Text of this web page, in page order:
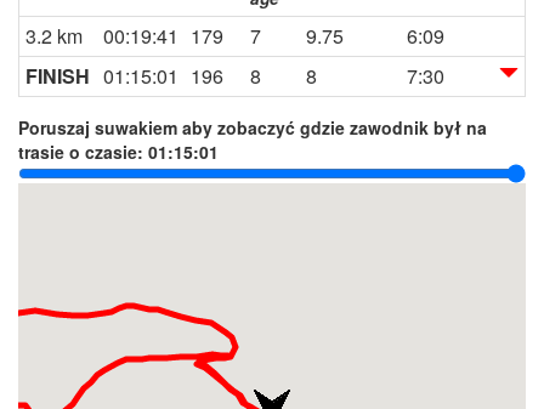
3.2 km 00:19:41 179 7 9.75
6:09
FINISH 01:15:01 196 8 8 7:30
Poruszaj suwakiem aby zobaczyć gdzie zawodnik był na
trasie o czasie: 01:15:01